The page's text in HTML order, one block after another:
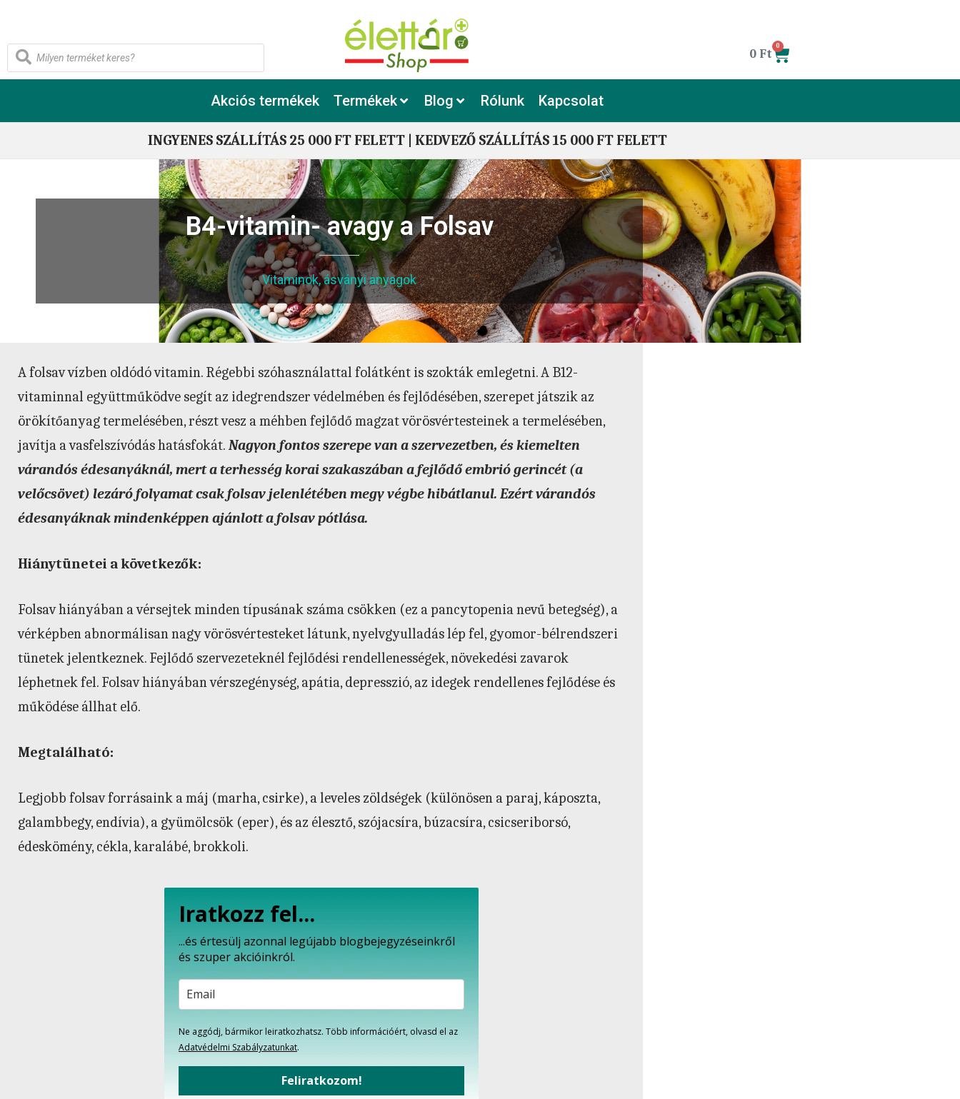
0 Ft
0
Akciós termékek Termékek Blog Rólunk Kapcsolat
INGYENES SZÁLLÍTÁS 25 000 FT FELETT | KEDVEZŐ SZÁLLÍTÁS 15 000 FT FELETT
B4-vitamin- avagy a Folsav
Vitaminok, ásványi anyagok
A folsav vízben oldódó vitamin. Régebbi szóhasználattal folátként is szokták emlegetni. A B12-
vitaminnal együttműködve segít az idegrendszer védelmében és fejlődésében, szerepet játszik az
örökítőanyag termelésében, részt vesz a méhben fejlődő magzat vörösvértesteinek a termelésében,
javítja a vasfelszívódás hatásfokát. Nagyon fontos szerepe van a szervezetben, és kiemelten
várandós édesanyáknál, mert a terhesség korai szakaszában a fejlődő embrió gerincét (a
velőcsövet) lezáró folyamat csak folsav jelenlétében megy végbe hibátlanul. Ezért várandós
édesanyáknak mindenképpen ajánlott a folsav pótlása.
Hiánytünetei a következők:
Folsav hiányában a vérsejtek minden típusának száma csökken (ez a pancytopenia nevű betegség), a
vérképben abnormálisan nagy vörösvértesteket látunk, nyelvgyulladás lép fel, gyomor-bélrendszeri
tünetek jelentkeznek. Fejlődő szervezeteknél fejlődési rendellenességek, növekedési zavarok
léphetnek fel. Folsav hiányában vérszegénység, apátia, depresszió, az idegek rendellenes fejlődése és
működése állhat elő.
Megtalálható:
Legjobb folsav forrásaink a máj (marha, csirke), a leveles zöldségek (különösen a paraj, káposzta,
galambbegy, endívia), a gyümölcsök (eper), és az élesztő, szójacsíra, búzacsíra, csicseriborsó,
édeskömény, cékla, karalábé, brokkoli.
Iratkozz fel...
...és értesülj azonnal legújabb blogbejegyzéseinkről
és szuper akcióinkról.
Ne aggódj, bármikor leiratkozhatsz. Több információért, olvasd el az
Adatvédelmi Szabályzatunkat.
Feliratkozom!